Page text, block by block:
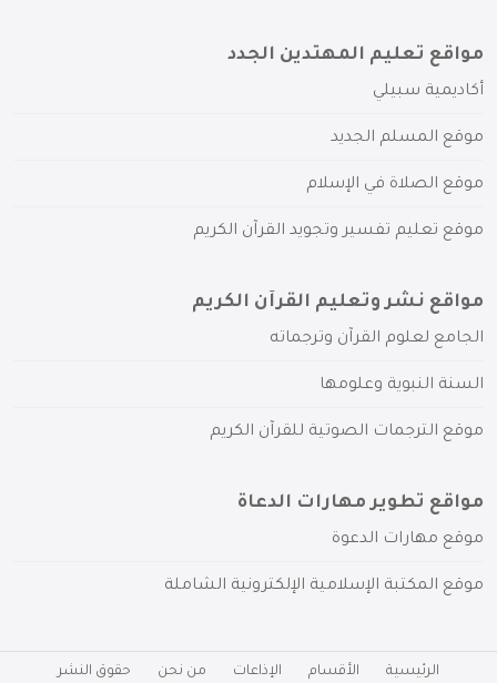
مواقع تعليم المهتدين الجدد
أكاديمية سبيلي
موقع المسلم الجديد
موقع الصلاة في الإسلام
موقع تعليم تفسير وتجويد القرآن الكريم
مواقع نشر وتعليم القرآن الكريم
الجامع لعلوم القرآن وترجماته
السنة النبوية وعلومها
موقع الترجمات الصوتية للقرآن الكريم
مواقع تطوير مهارات الدعاة
موقع مهارات الدعوة
موقع المكتبة الإسلامية الإلكترونية الشاملة
الرئيسية الأقسام الإذاعات من نحن حقوق النشر